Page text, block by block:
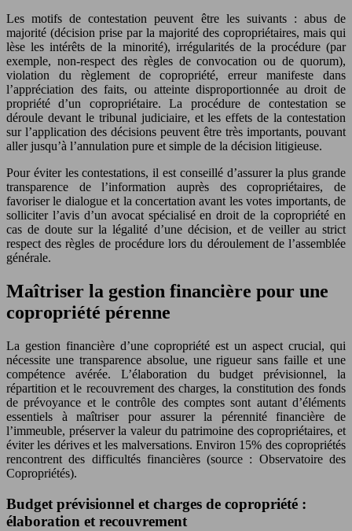
Les motifs de contestation peuvent être les suivants : abus de
majorité (décision prise par la majorité des copropriétaires, mais qui
lèse les intérêts de la minorité), irrégularités de la procédure (par
exemple, non-respect des règles de convocation ou de quorum),
violation du règlement de copropriété, erreur manifeste dans
l’appréciation des faits, ou atteinte disproportionnée au droit de
propriété d’un copropriétaire. La procédure de contestation se
déroule devant le tribunal judiciaire, et les effets de la contestation
sur l’application des décisions peuvent être très importants, pouvant
aller jusqu’à l’annulation pure et simple de la décision litigieuse.
Pour éviter les contestations, il est conseillé d’assurer la plus grande
transparence de l’information auprès des copropriétaires, de
favoriser le dialogue et la concertation avant les votes importants, de
solliciter l’avis d’un avocat spécialisé en droit de la copropriété en
cas de doute sur la légalité d’une décision, et de veiller au strict
respect des règles de procédure lors du déroulement de l’assemblée
générale.
Maîtriser la gestion financière pour une
copropriété pérenne
La gestion financière d’une copropriété est un aspect crucial, qui
nécessite une transparence absolue, une rigueur sans faille et une
compétence avérée. L’élaboration du budget prévisionnel, la
répartition et le recouvrement des charges, la constitution des fonds
de prévoyance et le contrôle des comptes sont autant d’éléments
essentiels à maîtriser pour assurer la pérennité financière de
l’immeuble, préserver la valeur du patrimoine des copropriétaires, et
éviter les dérives et les malversations. Environ 15% des copropriétés
rencontrent des difficultés financières (source : Observatoire des
Copropriétés).
Budget prévisionnel et charges de copropriété :
élaboration et recouvrement